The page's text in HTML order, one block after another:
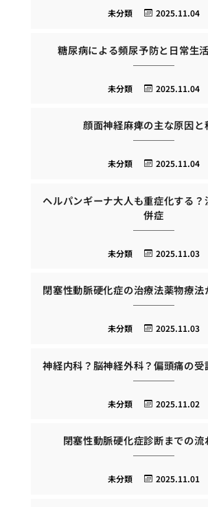
2025.11.04
未分類
糖尿病による頻尿予防と日常生
2025.11.04
未分類
顔面神経麻痺の主な原因と
2025.11.04
未分類
ヘルパンギーナ大人も重症化する？
併症
2025.11.03
未分類
閉塞性動脈硬化症の治療法薬物療法
2025.11.03
未分類
神経内科？脳神経外科？偏頭痛の受
2025.11.02
未分類
閉塞性動脈硬化症診断までの流
2025.11.01
未分類